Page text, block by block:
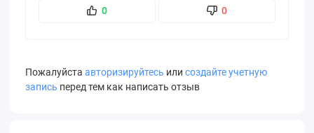
0 0
Пожалуйста авторизируйтесь или создайте учетную
запись перед тем как написать отзыв